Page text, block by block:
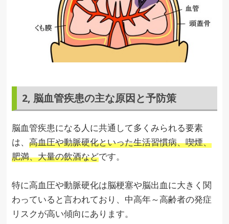
2, 脳血管疾患の主な原因と予防策
脳血管疾患になる人に共通して多くみられる要素
は、高血圧や動脈硬化といった生活習慣病、喫煙、
肥満、大量の飲酒などです。
特に高血圧や動脈硬化は脳梗塞や脳出血に大きく関
わっていると言われており、中高年～高齢者の発症
リスクが高い傾向にあります。